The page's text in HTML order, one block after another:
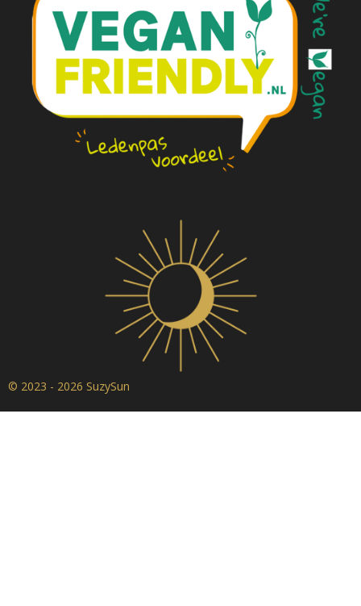
© 2023 - 2026 SuzySun